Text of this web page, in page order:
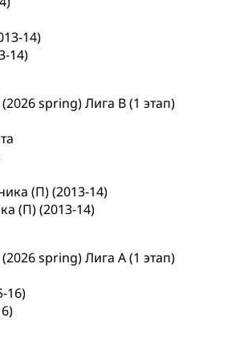
14)
spring) Лига В (1 этап)
(П) (2013-14)
spring) Лига А (1 этап)